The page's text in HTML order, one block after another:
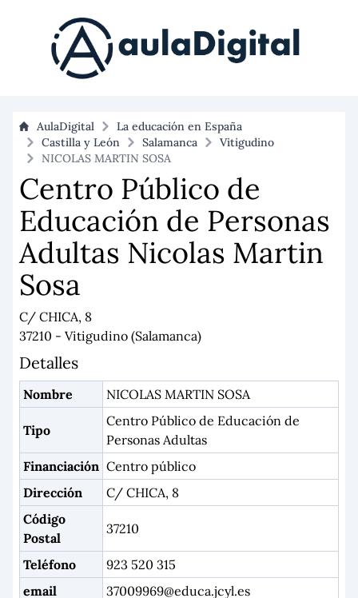
AulaDigital
La educación en España
Castilla y León
Salamanca
Vitigudino
NICOLAS MARTIN SOSA
Centro Público de
Educación de Personas
Adultas Nicolas Martin
Sosa
C/ CHICA, 8
37210 - Vitigudino (Salamanca)
Detalles
Nombre NICOLAS MARTIN SOSA
Tipo
Centro Público de Educación de
Personas Adultas
Financiación Centro público
Dirección
C/ CHICA, 8
Código
Postal
37210
Teléfono
923 520 315
email
37009969@educa.jcyl.es